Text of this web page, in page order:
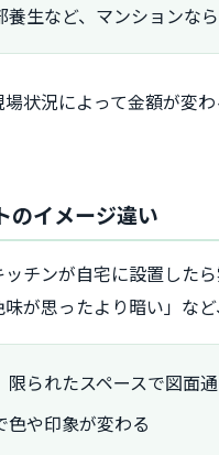
生など、マンションな
状況によって金額が変
のイメージ違い
ッチンが自宅に設置した
が思ったより暗い」な
られたスペースで図面
色や印象が変わる